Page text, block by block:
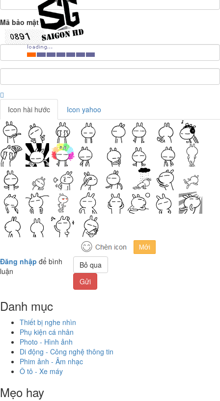
Mã bảo mật
Icon hài hước Icon yahoo
Đăng nhập để bình
luận
Bỏ qua
Gửi
Danh mục
Thiết bị nghe nhìn
Phụ kiện cá nhân
Photo - Hình ảnh
Di động - Công nghệ thông tin
Phim ảnh - Âm nhạc
Ô tô - Xe máy
Mẹo hay